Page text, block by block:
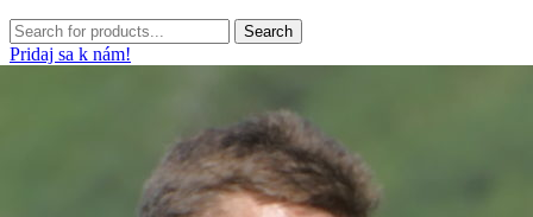
Pridaj sa k nám!